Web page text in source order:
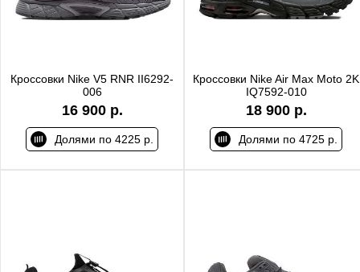
Кроссовки Nike V5 RNR II6292-
006
16 900 р.
Долями по 4225 р.
Кроссовки Nike Air Max Moto 2K
IQ7592-010
18 900 р.
Долями по 4725 р.